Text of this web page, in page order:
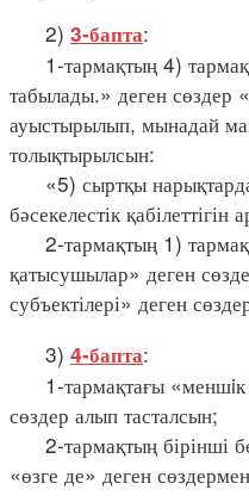
2) 3-бапта:
1-тармақтың 4)
табылады.» деген сөздер
ауыстырылып, мынадай
толықтырылсын:
«5) сыртқы
бәсекелестік
2-тармақтың 1)
қатысушылар» деген
субъектілері» деген
3) 4-бапта:
1-тармақтағы «меншiк
сөздер алып тасталсын;
2-тармақтың бірінші
«өзге де» деген